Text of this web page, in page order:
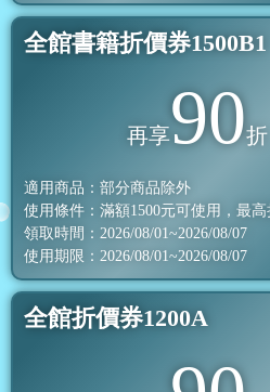
全館書籍折價券1500B1
再享90折
適用商品：部分商品除外
使用條件：滿額1500元可使用，最高
領取時間：2026/08/01~2026/08/07
使用期限：2026/08/01~2026/08/07
全館折價券1200A